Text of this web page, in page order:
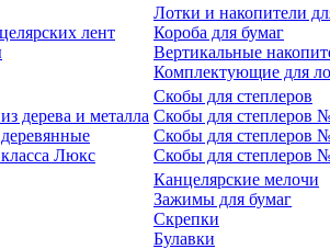
лент
Лотки и накопители
Короба для бумаг
Вертикальные
Комплектующие для
дерева и металла
Люкс
Скобы для степлеров
Скобы для степлеров
Скобы для степлеров
Скобы для степлеров
Канцелярские мелочи
Зажимы для бумаг
Скрепки
Булавки